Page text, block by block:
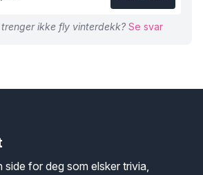
ikke fly vinterdekk? Se svar
side for deg som elsker trivia,